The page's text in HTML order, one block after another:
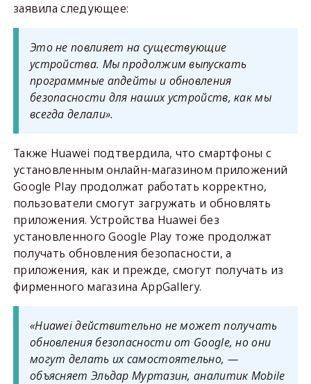
заявила следующее:
Это не повлияет на существующие
устройства. Мы продолжим выпускать
программные апдейты и обновления
безопасности для наших устройств, как мы
всегда делали».
Также Huawei подтвердила, что смартфоны с
установленным онлайн-магазином приложений
Google Play продолжат работать корректно,
пользователи смогут загружать и обновлять
приложения. Устройства Huawei без
установленного Google Play тоже продолжат
получать обновления безопасности, а
приложения, как и прежде, смогут получать из
фирменного магазина AppGallery.
«Huawei действительно не может получать
обновления безопасности от Google, но они
могут делать их самостоятельно, —
объясняет Эльдар Муртазин, аналитик Mobile